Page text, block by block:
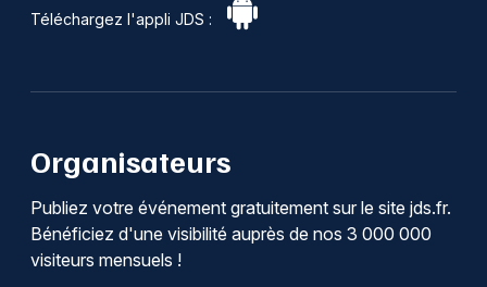
Téléchargez l'appli JDS :
Organisateurs
Publiez votre événement gratuitement sur le site jds.fr.
Bénéficiez d'une visibilité auprès de nos 3 000 000
visiteurs mensuels !